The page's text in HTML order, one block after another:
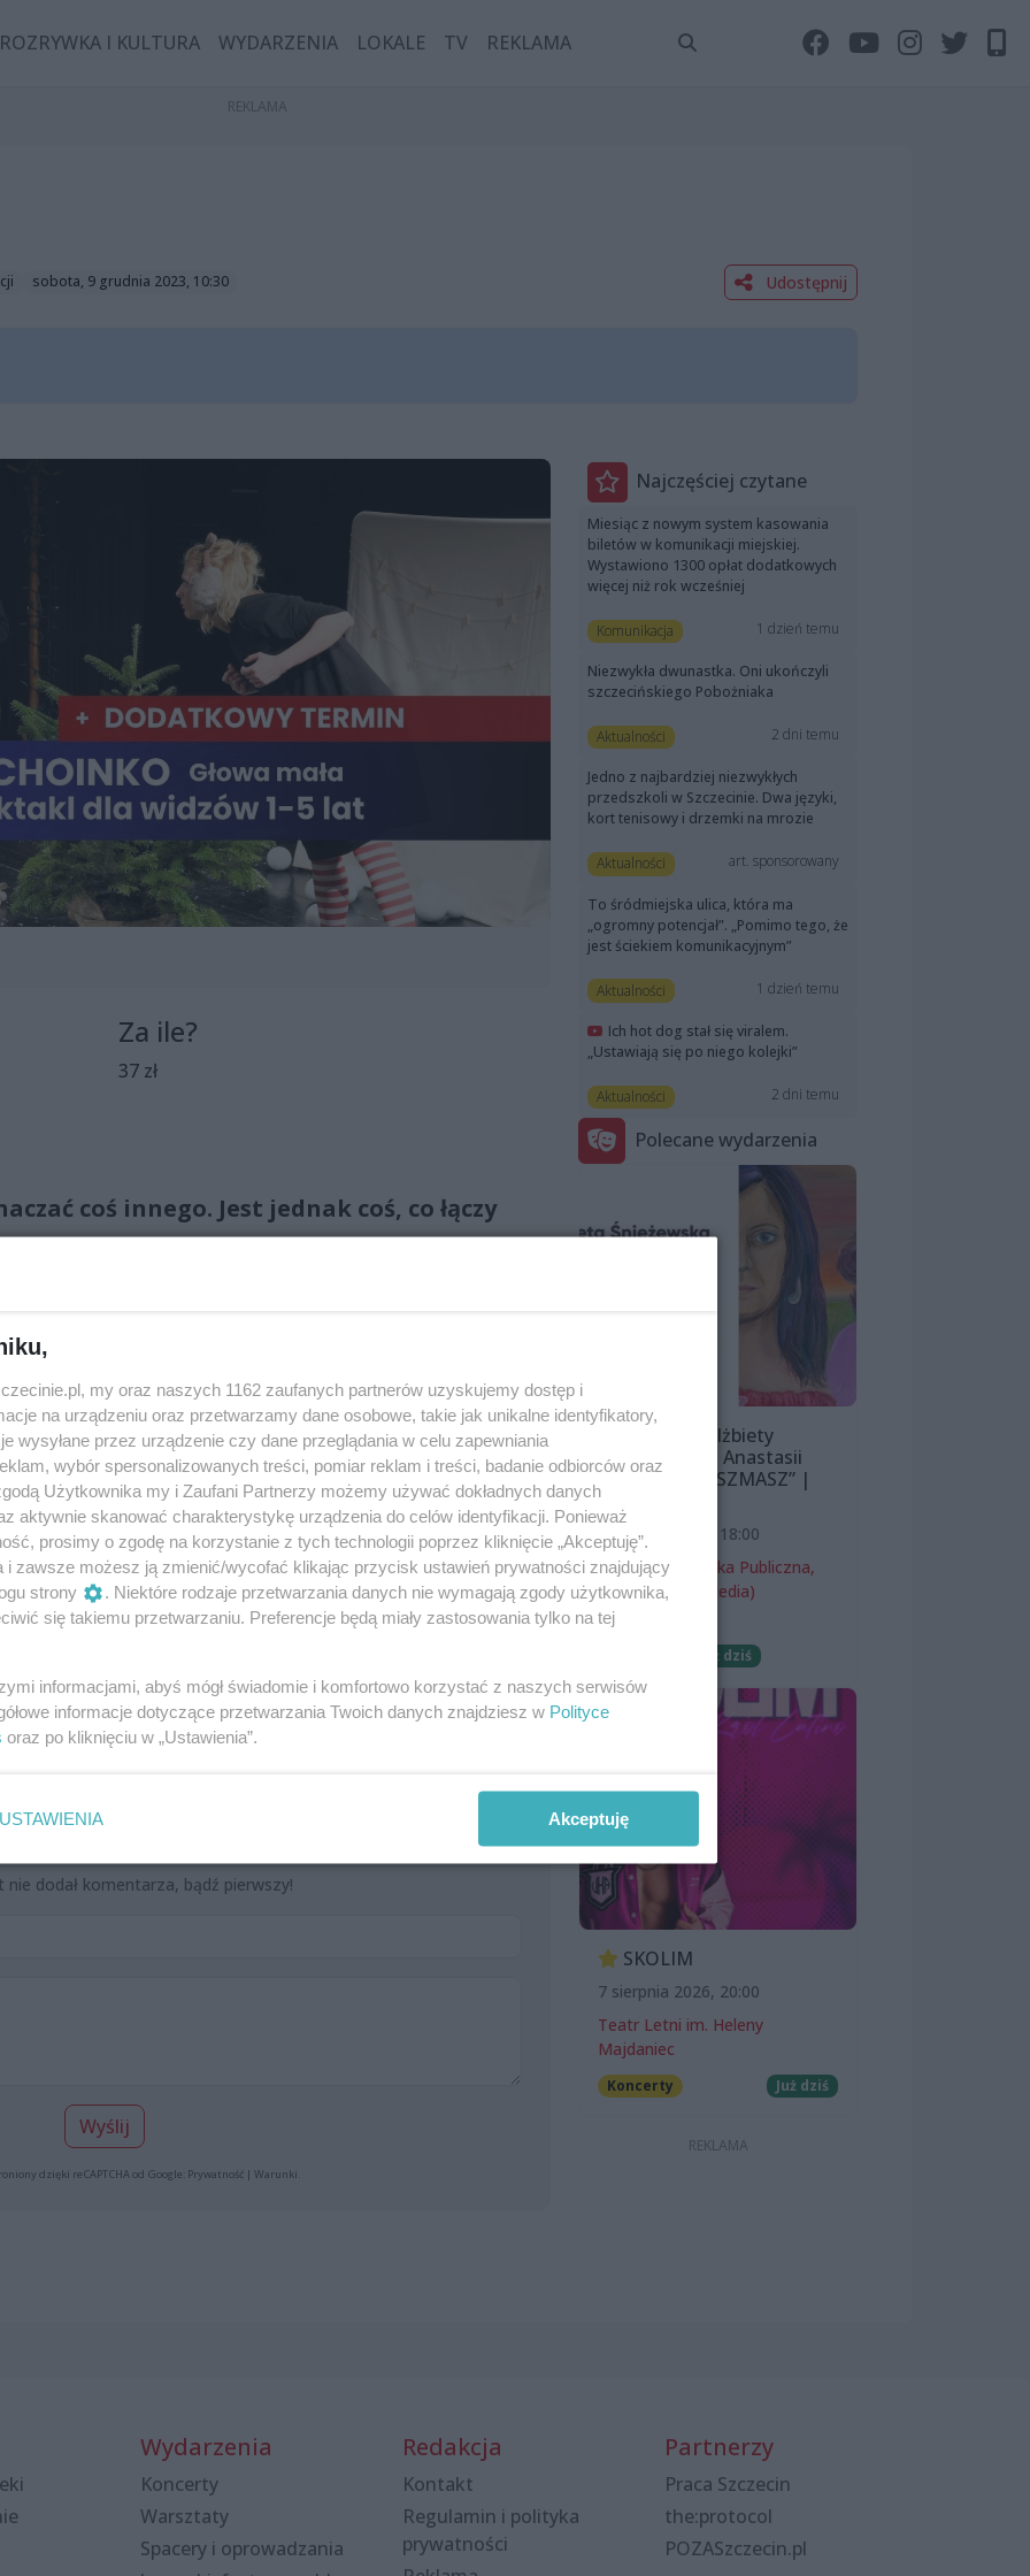
ROZRYWKA I KULTURA WYDARZENIA LOKALE TV REKLAMA
sobota, 9 grudnia 2023, 10:30 Udostępnij
Za ile?
37 zł
coś innego. Jest jednak coś, co łączy
ubieramy choinkę, sprzątamy, jemy... Ważny jest ten
to nasza wariacja na temat przedświątecznych
jest to, aby być razem. No to... chodź!
miejsca/scena-antygrawitacji-1966/
nie dodał komentarza, bądź pierwszy!
Wyślij
dzięki reCAPTCHA od Google: Prywatność| Warunki
Najczęściej czytane
Miesiąc z nowym system kasowania
biletów w komunikacji miejskiej.
Wystawiono 1300 opłat dodatkowych
więcej niż rok wcześniej
Komunikacja 1 dzień temu
Niezwykła dwunastka. Oni ukończyli
szczecińskiego Pobożniaka
Aktualności 2 dni temu
Jedno z najbardziej niezwykłych
przedszkoli w Szczecinie. Dwa języki,
kort tenisowy i drzemki na mrozie
Aktualności art. sponsorowany
To śródmiejska ulica, która ma
„ogromny potencjał”. „Pomimo tego, że
jest ściekiem komunikacyjnym”
Aktualności 1 dzień temu
Ich hot dog stał się viralem.
„Ustawiają się po niego kolejki”
Aktualności 2 dni temu
Polecane wydarzenia
Wystawa Elżbiety
Śnieżewskiej i Anastasii
Lazarevej „MISZMASZ” |
wernisaż
7 sierpnia 2026, 18:00
Miejska Biblioteka Publiczna,
filia nr 54 (ProMedia)
Wernisaże
Już dziś
SKOLIM
7 sierpnia 2026, 20:00
Teatr Letni im. Heleny
Majdaniec
Koncerty Już dziś
Wydarzenia
Koncerty
Warsztaty
Spacery i oprowadzania
Redakcja
Kontakt
Regulamin i polityka
prywatności
Partnerzy
Praca Szczecin
the:protocol
POZASzczecin.pl
my oraz naszych 1162 zaufanych partnerów uzyskujemy dostęp i
na urządzeniu oraz przetwarzamy dane osobowe, takie jak unikalne identyfikatory,
wysyłane przez urządzenie czy dane przeglądania w celu zapewniania
wybór spersonalizowanych treści, pomiar reklam i treści, badanie odbiorców oraz
Użytkownika my i Zaufani Partnerzy możemy używać dokładnych danych
aktywnie skanować charakterystykę urządzenia do celów identyfikacji. Ponieważ
prosimy o zgodę na korzystanie z tych technologii poprzez kliknięcie „Akceptuję”.
i zawsze możesz ją zmienić/wycofać klikając przycisk ustawień prywatności znajdujący
strony
. Niektóre rodzaje przetwarzania danych nie wymagają zgody użytkownika,
się takiemu przetwarzaniu. Preferencje będą miały zastosowania tylko na tej
informacjami, abyś mógł świadomie i komfortowo korzystać z naszych serwisów
informacje dotyczące przetwarzania Twoich danych znajdziesz w Polityce
oraz po kliknięciu w „Ustawienia”.
USTAWIENIA Akceptuję